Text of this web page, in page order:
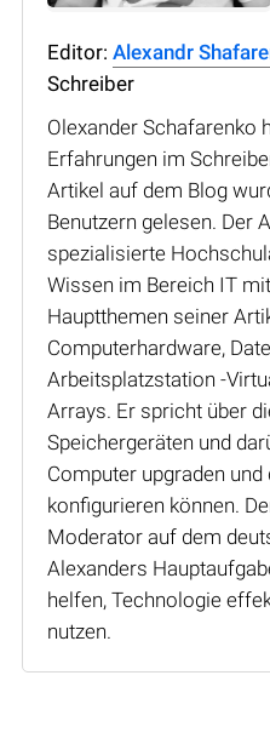
Editor: Alexandr
Schreiber
Olexander Schafarenko
Erfahrungen im
Artikel auf dem Blog
Benutzern gelesen. Der
spezialisierte
Wissen im Bereich IT
Hauptthemen seiner
Computerhardware,
Arbeitsplatzstation -
Arrays. Er spricht über
Speichergeräten und
Computer upgraden
konfigurieren können.
Moderator auf dem
Alexanders
helfen, Technologie
nutzen.